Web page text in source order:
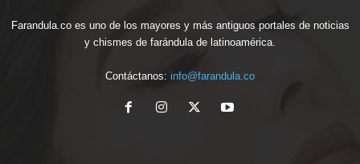
Farandula.co es uno de los mayores y más antiguos portales de noticias
y chismes de farándula de latinoamérica.
Contáctanos: info@farandula.co